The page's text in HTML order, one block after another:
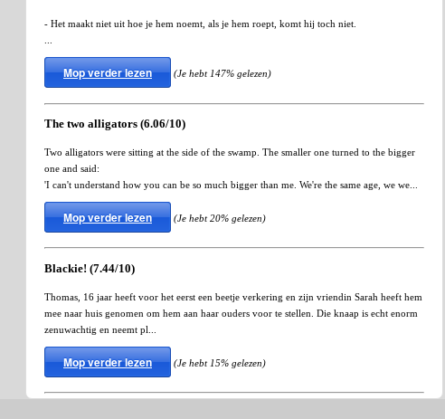
- Het maakt niet uit hoe je hem noemt, als je hem roept, komt hij toch niet.
Mop verder lezen (Je hebt 147% gelezen)
The two alligators (6.06/10)
Two alligators were sitting at the side of the swamp. The smaller one turned to the bigger
one and said:
'I can't understand how you can be so much bigger than me. We're the same age, we we...
Mop verder lezen (Je hebt 20% gelezen)
Blackie! (7.44/10)
Thomas, 16 jaar heeft voor het eerst een beetje verkering en zijn vriendin Sarah heeft hem
mee naar huis genomen om hem aan haar ouders voor te stellen. Die knaap is echt enorm
zenuwachtig en neemt pl...
Mop verder lezen (Je hebt 15% gelezen)